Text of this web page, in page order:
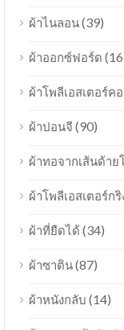
ผ้าไนลอน(39)
ผ้าออกซ์ฟอร์ด
ผ้าโพลีเอสเตอร์ค
ผ้าปอนจี (90)
ผ้าทอจากเส้นด้าย
ผ้าโพลีเอสเตอร์กริ
ผ้าที่ยืดได้(34)
ผ้าซาติน(87)
ผ้าหนังกลับ (14)